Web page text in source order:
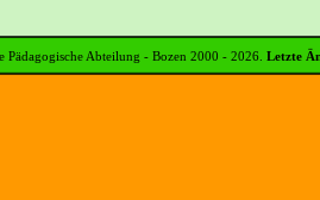
Pädagogische Abteilung - Bozen 2000 - 2026 Letzte